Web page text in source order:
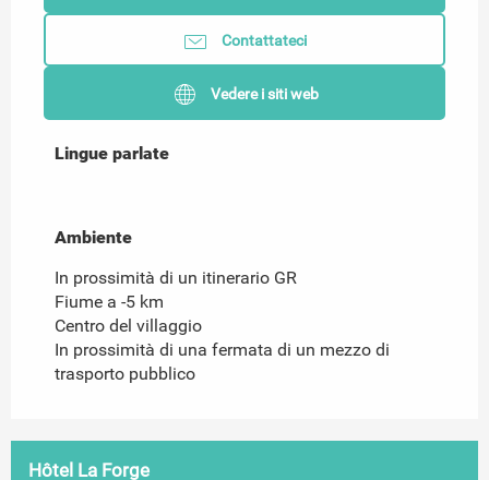
Contattateci
Vedere i siti web
Lingue parlate
Lingue parlate
Ambiente
Ambiente
In prossimità di un itinerario GR
Fiume a -5 km
Centro del villaggio
In prossimità di una fermata di un mezzo di
trasporto pubblico
Hôtel La Forge